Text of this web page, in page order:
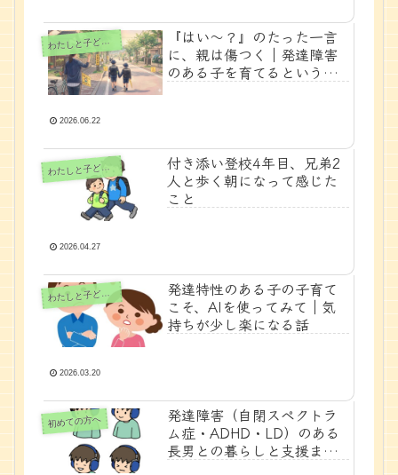
わ たしと子どもの時間
『はい〜？』のたった一言
に、親は傷つく｜発達障害
のある子を育てるというこ
2026.06.22
わ たしと子どもの時間
付き添い登校4年目、兄弟2
人と歩く朝になって感じた
こと
2026.04.27
わたしと子どもの時間
発達特性のある子の子育て
こそ、AIを使ってみて｜気
持ちが少し楽になる話
2026.03.20
初めての方へ
発達障害（自閉スペクトラ
ム症・ADHD・LD）のある
長男との暮らしと支援まと